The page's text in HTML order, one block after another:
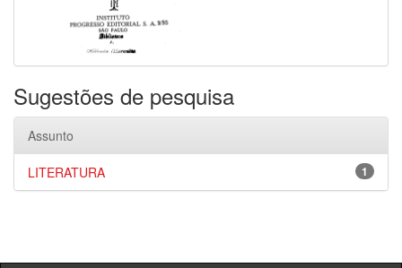
Sugestões de pesquisa
Assunto
1
LITERATURA